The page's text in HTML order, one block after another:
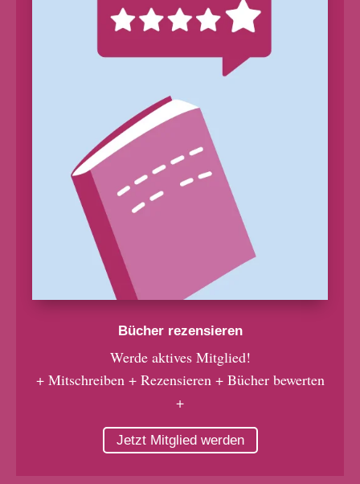
Bücher rezensieren
Werde aktives Mitglied!
+ Mitschreiben + Rezensieren + Bücher bewerten
+
Jetzt Mitglied werden